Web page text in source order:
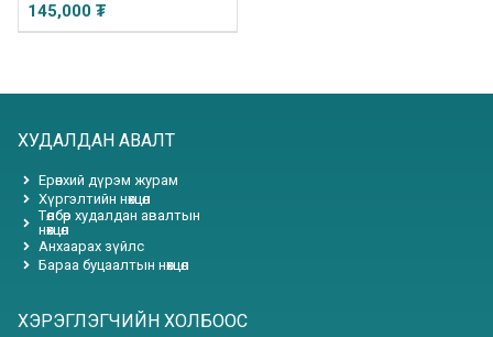
145,000 ₮
ХУДАЛДАН АВАЛТ
Ерөнхий дүрэм журам
Хүргэлтийн нөхцөл
Төлбөр худалдан авалтын
нөхцөл
Анхаарах зүйлс
Бараа буцаалтын нөхцөл
ХЭРЭГЛЭГЧИЙН ХОЛБООС